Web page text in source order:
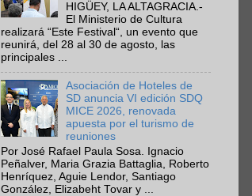
HIGÜEY, LA ALTAGRACIA.-
El Ministerio de Cultura
realizará “Este Festival“, un evento que
reunirá, del 28 al 30 de agosto, las
principales ...
Asociación de Hoteles de
SD anuncia VI edición SDQ
MICE 2026, renovada
apuesta por el turismo de
reuniones
Por José Rafael Paula Sosa. Ignacio
Peñalver, Maria Grazia Battaglia, Roberto
Henríquez, Aguie Lendor, Santiago
González, Elizabeht Tovar y ...